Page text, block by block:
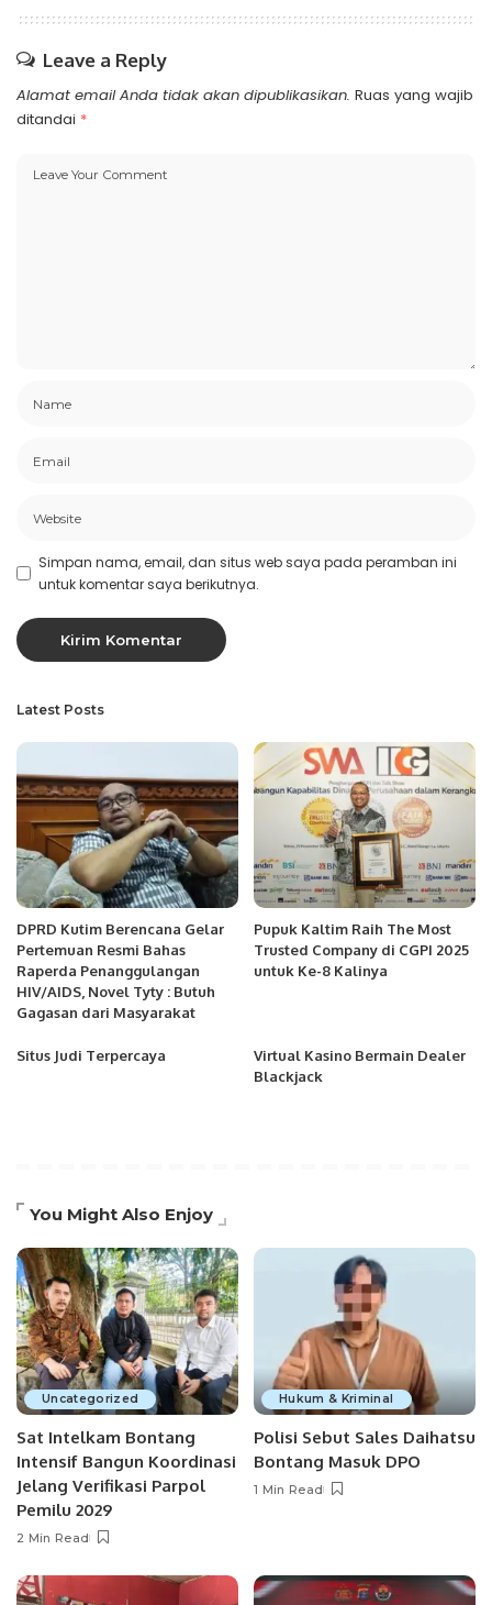
Leave a Reply
Alamat email Anda tidak akan dipublikasikan. Ruas yang wajib
ditandai *
Simpan nama, email, dan situs web saya pada peramban ini
untuk komentar saya berikutnya.
Latest Posts
DPRD Kutim Berencana Gelar
Pertemuan Resmi Bahas
Raperda Penanggulangan
HIV/AIDS, Novel Tyty : Butuh
Gagasan dari Masyarakat
Pupuk Kaltim Raih The Most
Trusted Company di CGPI 2025
untuk Ke-8 Kalinya
Situs Judi Terpercaya
Virtual Kasino Bermain Dealer
Blackjack
You Might Also Enjoy
Uncategorized
Sat Intelkam Bontang
Intensif Bangun Koordinasi
Jelang Verifikasi Parpol
Pemilu 2029
2 Min Read
Hukum & Kriminal
Polisi Sebut Sales Daihatsu
Bontang Masuk DPO
1 Min Read